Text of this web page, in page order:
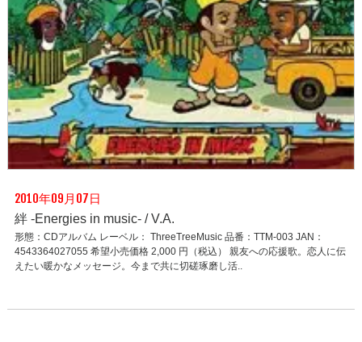
2010年09月07日
絆 -Energies in music- / V.A.
形態：CDアルバム レーベル： ThreeTreeMusic 品番：TTM-003 JAN：
4543364027055 希望小売価格 2,000 円（税込） 親友への応援歌。恋人に伝
えたい暖かなメッセージ。今まで共に切磋琢磨し活..